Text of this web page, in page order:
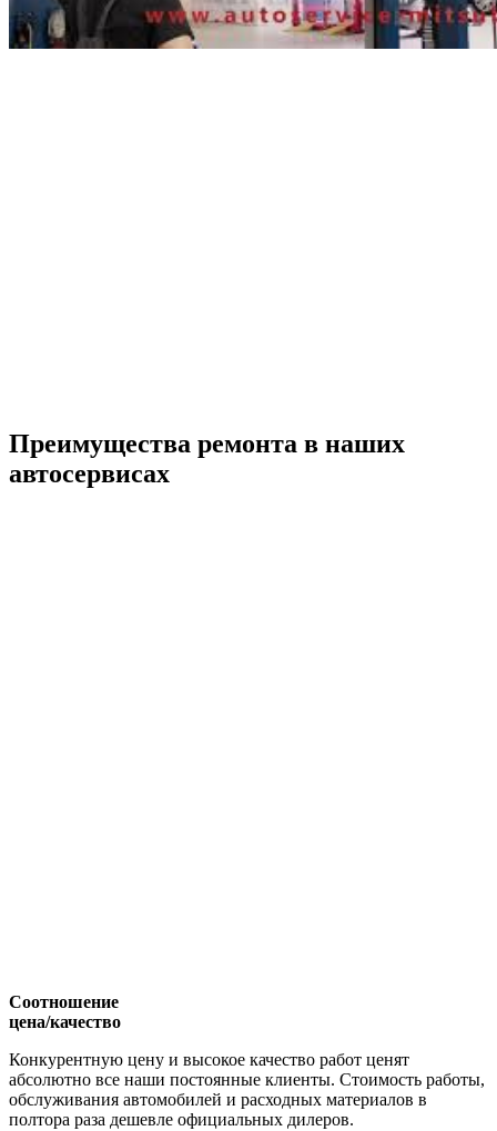
Преимущества ремонта в наших
автосервисах
Соотношение
цена/качество
Конкурентную цену и высокое качество работ ценят
абсолютно все наши постоянные клиенты. Стоимость работы,
обслуживания автомобилей и расходных материалов в
полтора раза дешевле официальных дилеров.